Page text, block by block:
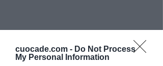
cuocade.com - Do Not Process
My Personal Information